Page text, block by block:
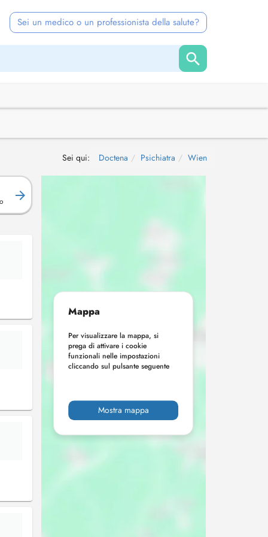
Sei un medico o un professionista della salute?
Sei qui: Doctena Psichiatra Wien
Mappa
Per visualizzare la mappa, si
prega di attivare i cookie
funzionali nelle impostazioni
cliccando sul pulsante seguente
Mostra mappa